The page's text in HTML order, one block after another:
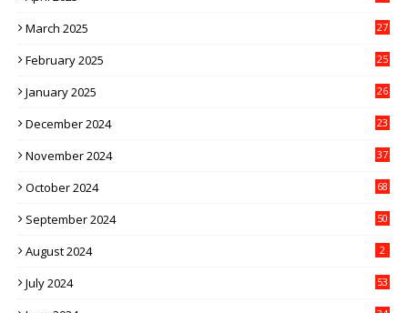
March 2025 27
February 2025 25
January 2025 26
December 2024 23
November 2024 37
October 2024 68
September 2024 50
August 2024 2
July 2024 53